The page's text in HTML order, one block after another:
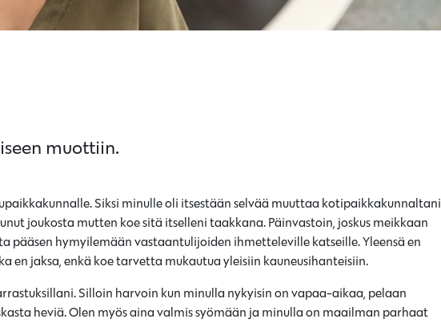
muottiin.
Siksi minulle oli itsestään selvää muuttaa kotipaikkakunnaltani
joukosta mutten koe sitä itselleni taakkana. Päinvastoin, joskus meikkaan
pääsen hymyilemään vastaantulijoiden ihmetteleville katseille. Yleensä en
en jaksa, enkä koe tarvetta mukautua yleisiin kauneusihanteisiin.
Silloin harvoin kun minulla nykyisin on vapaa-aikaa, pelaan
heviä. Olen myös aina valmis syömään ja minulla on maailman parhaat